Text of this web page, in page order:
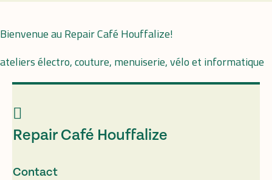
Bienvenue au Repair Café Houffalize!
ateliers électro, couture, menuiserie, vélo et informatique
Repair Café Houffalize
Contact